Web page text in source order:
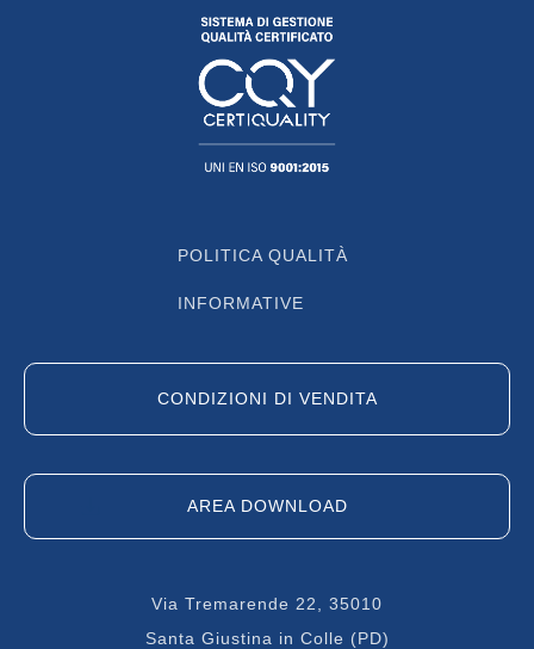
Via Tremarende 22, 35010
Santa Giustina in Colle (PD)
POLITICA QUALITÀ
INFORMATIVE
CONDIZIONI DI VENDITA
AREA DOWNLOAD